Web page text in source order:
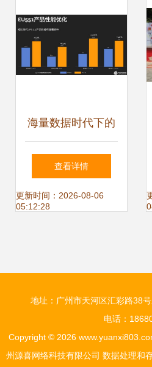
海量数据时代下的
存储之道 西部数据
如何以创新服务应
查看详情
更新时间：2026-08-06
05:12:28
地址：广州市天河区汇彩路38
电话：
Copyright © 2026
州源喜网络科技有限公司 数据处理和